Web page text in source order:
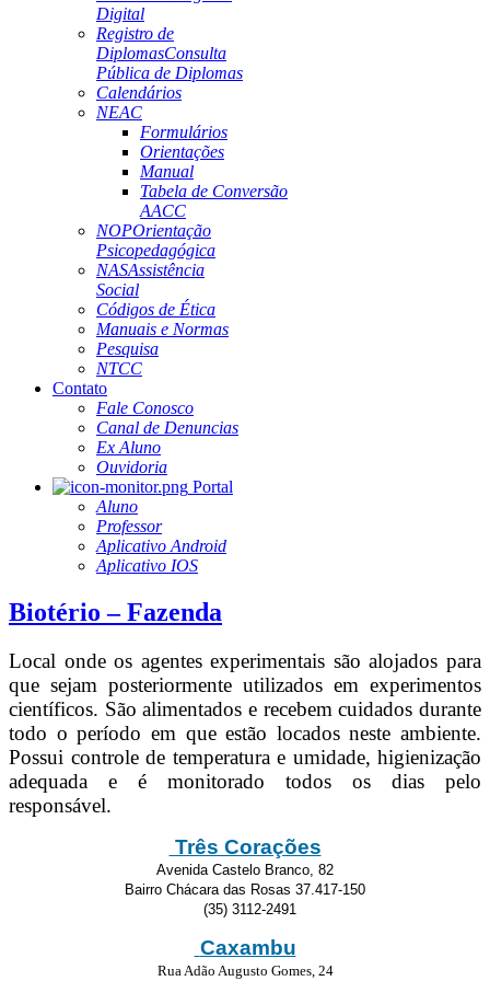
Digital
Registro de
DiplomasConsulta
Pública de Diplomas
Calendários
NEAC
Formulários
Orientações
Manual
Tabela de Conversão
AACC
NOPOrientação
Psicopedagógica
NASAssistência
Social
Códigos de Ética
Manuais e Normas
Pesquisa
NTCC
Contato
Fale Conosco
Canal de Denuncias
Ex Aluno
Ouvidoria
Portal
Aluno
Professor
Aplicativo Android
Aplicativo IOS
Biotério – Fazenda
Local onde os agentes experimentais são alojados para
que sejam posteriormente utilizados em experimentos
científicos. São alimentados e recebem cuidados durante
todo o período em que estão locados neste ambiente.
Possui controle de temperatura e umidade, higienização
adequada e é monitorado todos os dias pelo
responsável.
Três Corações
Avenida Castelo Branco, 82
Bairro Chácara das Rosas 37.417-150
(35) 3112-2491
Caxambu
Rua Adão Augusto Gomes, 24